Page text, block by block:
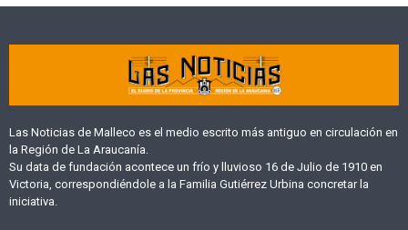
Las Noticias de Malleco es el medio escrito más antiguo en circulación en
la Región de La Araucanía.
Su data de fundación acontece un frío y lluvioso 16 de Julio de 1910 en
Victoria, correspondiéndole a la Familia Gutiérrez Urbina concretar la
iniciativa.